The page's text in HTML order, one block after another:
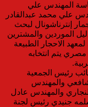
المهندس علي
علي محمد عبدالقادر
إنترناشونال لبحث
الموردين والمشترين
الاحجار الطبيعة
مصري يتم انتخابه
رئيس الجمعية
والمهندس
والمهندس عادل
جنيدي رئيس لجنة